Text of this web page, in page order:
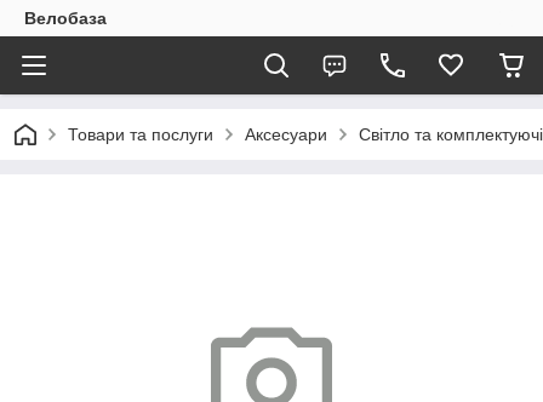
Велобаза
Товари та послуги Аксесуари Світло та комплектуючі